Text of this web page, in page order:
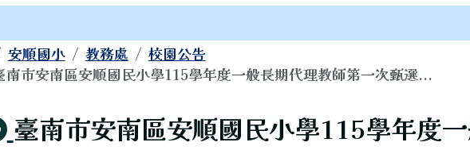
容區域
安順國小 教務處
校園公告
南市安南區安順國民小學115學年度一般長期代理教師第一次甄選...
回上頁
臺南市安南區安順國民小學115學年度